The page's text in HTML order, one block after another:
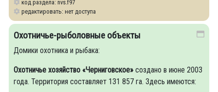
код раздела: nvs.f97
редактировать: нет доступа
Охотничье-рыболовные объекты
Домики охотника и рыбака:
Охотничье хозяйство «Черниговское» создано в июне 2003
года. Территория составляет 131 857 га. Здесь имеются: